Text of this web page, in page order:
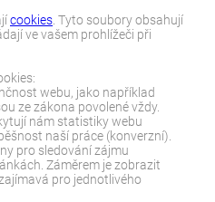
cookies . Tyto soubory obsahují
ve vašem prohlížeči při
webu, jako například
ze zákona povolené vždy.
nám statistiky webu
naší práce (konverzní).
pro sledování zájmu
Záměrem je zobrazit
pro jednotlivého
Dentální zboží
Ústní vody
Active ústní voda 200ml